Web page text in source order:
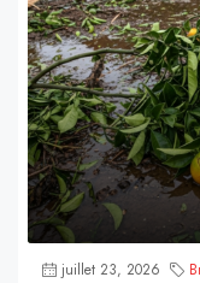
juillet 23, 2026